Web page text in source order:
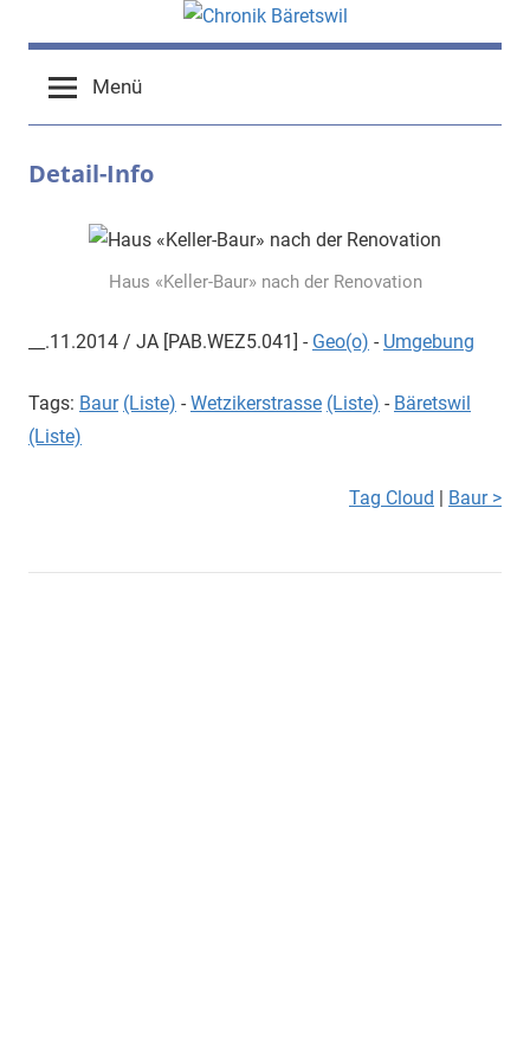
Inhalt
springenchronik-
baeretswil.ch
baeretswil.ch
Menü
Detail-Info
Haus «Keller-Baur» nach der Renovation
__.11.2014 / JA [PAB.WEZ5.041] - Geo(o) - Umgebung
Tags: Baur (Liste) - Wetzikerstrasse (Liste) - Bäretswil
(Liste)
Tag Cloud | Baur >